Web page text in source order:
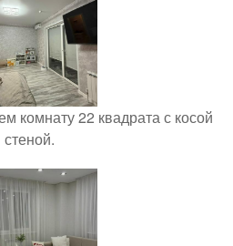
комнату 22 квадрата с косой
стеной.